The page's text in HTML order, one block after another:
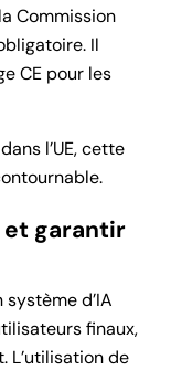
Commission
Il
CE pour les
l’UE, cette
garantir
d’IA
finaux,
L’utilisation de